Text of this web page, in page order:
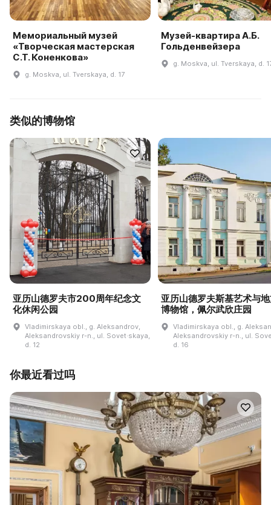
Мемориальный музей
«Творческая мастерская
С.Т. Коненкова»
g. Moskva, ul. Tverskaya, d. 17
Музей-квартира А.Б.
Гольденвейзера
g. Moskva, ul. Tverskaya, d.
类似的博物馆
亚历山德罗夫市200周年纪念文
化休闲公园
Vladimirskaya obl., g. Aleksandrov,
Aleksandrovskiy r-n., ul. Sovet·skaya,
d. 12
亚历山德罗夫斯基艺术与
博物馆，佩尔武欣庄园
Vladimirskaya obl., g.
Aleksandrovskiy r-n., ul.
d. 16
你最近看过吗